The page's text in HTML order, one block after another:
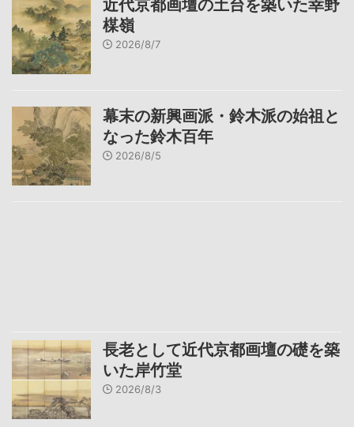
近代京都画壇の土台を築いた幸野
楳嶺
2026/8/7
幕末の新興画派・鈴木派の始祖と
なった鈴木百年
2026/8/5
長老として近代京都画壇の礎を築
いた岸竹堂
2026/8/3